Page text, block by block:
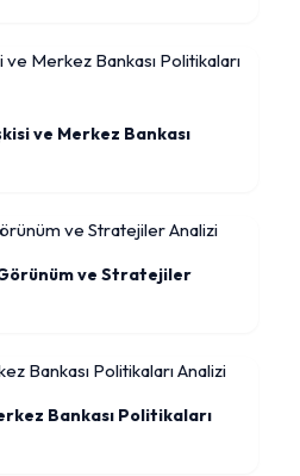
ve Merkez Bankası
Görünüm ve Stratejiler
Bankası Politikaları